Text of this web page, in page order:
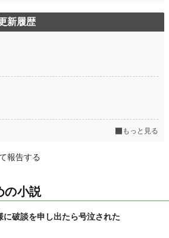
新履歴
もっと見る
報告する
の小説
に破談を申し出たら号泣された